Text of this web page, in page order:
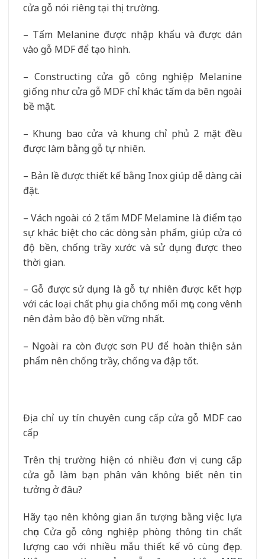
cửa gỗ nói riêng tại thị trường.
– Tấm Melanine được nhập khẩu và được dán
vào gỗ MDF để tạo hình.
– Constructing cửa gỗ công nghiệp Melanine
giống như cửa gỗ MDF chỉ khác tấm da bên ngoài
bề mặt.
– Khung bao cửa và khung chỉ phủ 2 mặt đều
được làm bằng gỗ tự nhiên.
– Bản lề được thiết kế bằng Inox giúp dễ dàng cài
đặt.
– Vách ngoài có 2 tấm MDF Melamine là điểm tạo
sự khác biệt cho các dòng sản phẩm, giúp cửa có
độ bền, chống trầy xước và sử dụng được theo
thời gian.
– Gỗ được sử dụng là gỗ tự nhiên được kết hợp
với các loại chất phụ gia chống mối mọt, cong vênh
nên đảm bảo độ bền vững nhất.
– Ngoài ra còn được sơn PU để hoàn thiện sản
phẩm nên chống trầy, chống va đập tốt.
Địa chỉ uy tín chuyên cung cấp cửa gỗ MDF cao
cấp
Trên thị trường hiện có nhiều đơn vị cung cấp
cửa gỗ làm bạn phân vân không biết nên tin
tưởng ở đâu?
Hãy tạo nên không gian ấn tượng bằng việc lựa
chọn Cửa gỗ công nghiệp phòng thông tin chất
lượng cao với nhiều mẫu thiết kế vô cùng đẹp.